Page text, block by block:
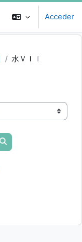
Acceder
水ＶＩＩ
Buscar cursos